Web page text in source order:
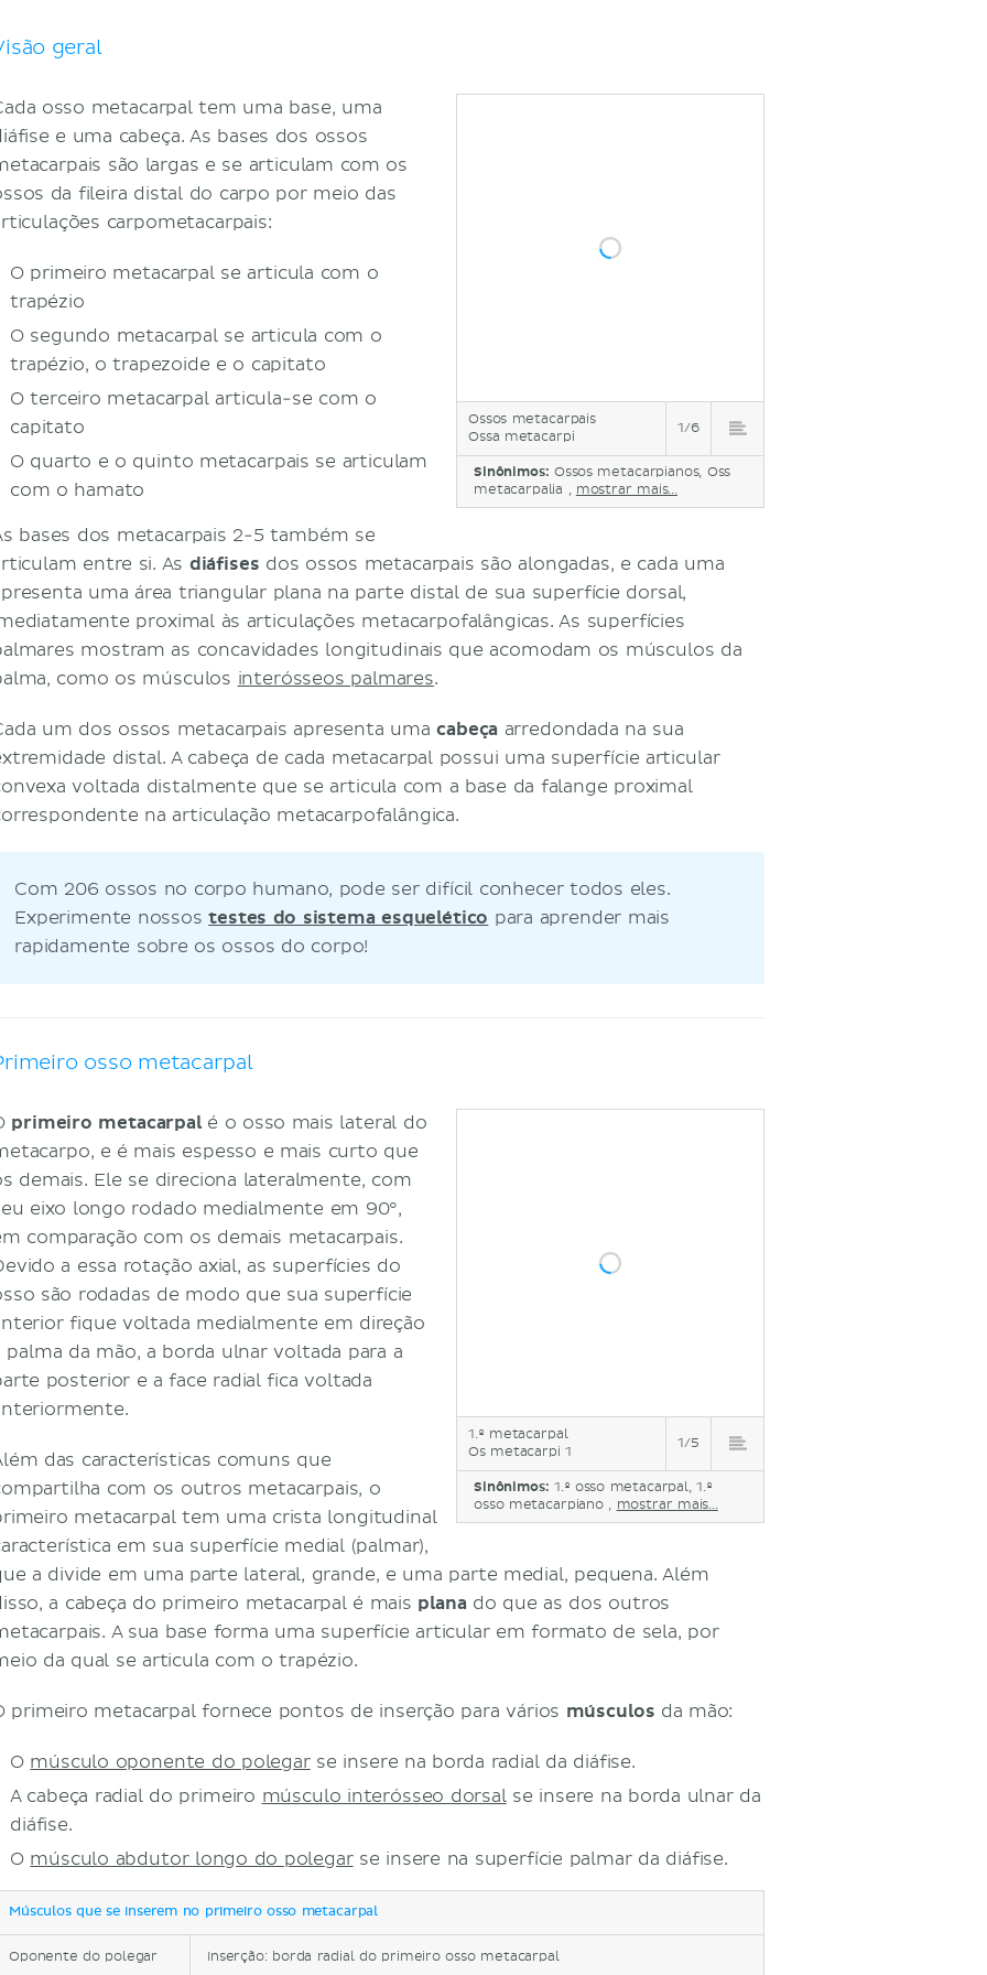
Quinto osso metacarpal
geral
Ossos metacarpais
Ossa metacarpi
1/6
Sinônimos: Ossos metacarpianos, Oss
metacarpalia , mostrar mais...
osso metacarpal tem uma base, uma
e uma cabeça. As bases dos ossos
são largas e se articulam com os
da fileira distal do carpo por meio das
carpometacarpais:
O primeiro metacarpal se articula com o
trapézio
O segundo metacarpal se articula com o
trapézio, o trapezoide e o capitato
O terceiro metacarpal articula-se com o
capitato
O quarto e o quinto metacarpais se articulam
com o hamato
bases dos metacarpais 2-5 também se
entre si. As diáfises dos ossos metacarpais são alongadas, e cada uma
uma área triangular plana na parte distal de sua superfície dorsal,
proximal às articulações metacarpofalângicas. As superfícies
mostram as concavidades longitudinais que acomodam os músculos da
como os músculos interósseos palmares.
um dos ossos metacarpais apresenta umacabeça arredondada na sua
distal. A cabeça de cada metacarpal possui uma superfície articular
voltada distalmente que se articula com a base da falange proximal
na articulação metacarpofalângica.
Com 206 ossos no corpo humano, pode ser difícil conhecer todos eles.
Experimente nossostestes do sistema esquelético para aprender mais
rapidamente sobre os ossos do corpo!
osso metacarpal
1.º metacarpal
Os metacarpi 1
1/5
Sinônimos: 1.º osso metacarpal, 1.º
osso metacarpiano , mostrar mais...
primeiro metacarpalé o osso mais lateral do
e é mais espesso e mais curto que
demais. Ele se direciona lateralmente, com
eixo longo rodado medialmente em 90°,
comparação com os demais metacarpais.
a essa rotação axial, as superfícies do
são rodadas de modo que sua superfície
fique voltada medialmente em direção
palma da mão, a borda ulnar voltada para a
posterior e a face radial fica voltada
das características comuns que
com os outros metacarpais, o
metacarpal tem uma crista longitudinal
em sua superfície medial (palmar),
a divide em uma parte lateral, grande, e uma parte medial, pequena. Além
a cabeça do primeiro metacarpal é mais plana do que as dos outros
A sua base forma uma superfície articular em formato de sela, por
da qual se articula com o trapézio.
primeiro metacarpal fornece pontos de inserção para vários músculos da mão:
O músculo oponente do polegarse insere na borda radial da diáfise.
A cabeça radial do primeiro músculo interósseo dorsalse insere na borda ulnar da
diáfise.
O músculo abdutor longo do polegarse insere na superfície palmar da diáfise.
Músculos que se inserem no primeiro osso metacarpal
Oponente do polegar Inserção: borda radial do primeiro osso metacarpal